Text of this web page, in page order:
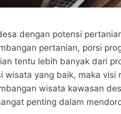
dengan potensi
pertanian, porsi
tentu lebih banyak dari
wisata yang baik, maka visi
wisata kawasan
penting dalam